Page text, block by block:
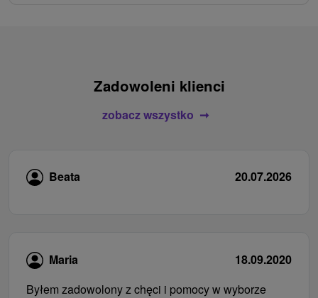
Zadowoleni klienci
zobacz wszystko
Beata 20.07.2026
Maria
18.09.2020
Byłem zadowolony z chęci i pomocy w wyborze